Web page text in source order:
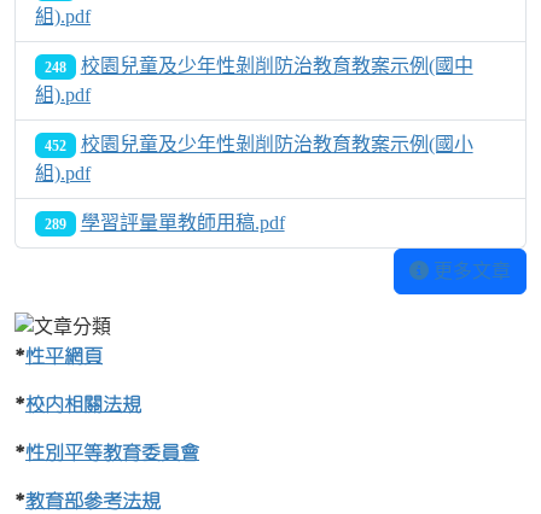
組).pdf
248
校園兒童及少年性剝削防治教育教案示例(國中
組).pdf
452
校園兒童及少年性剝削防治教育教案示例(國小
組).pdf
289 學習評量單教師用稿.pdf
更多文章
*性平網頁
*校內相關法規
*性別平等教育委員會
*教育部參考法規